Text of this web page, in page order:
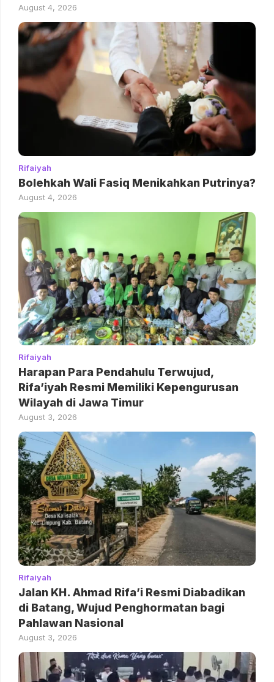
August 4, 2026
Rifaiyah
Bolehkah Wali Fasiq Menikahkan Putrinya?
August 4, 2026
Rifaiyah
Harapan Para Pendahulu Terwujud,
Rifa’iyah Resmi Memiliki Kepengurusan
Wilayah di Jawa Timur
August 3, 2026
Rifaiyah
Jalan KH. Ahmad Rifa’i Resmi Diabadikan
di Batang, Wujud Penghormatan bagi
Pahlawan Nasional
August 3, 2026